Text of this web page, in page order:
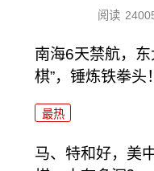
阅读
南海6天禁航，东
棋”，锤炼铁拳头！
最热
马、特和好，美